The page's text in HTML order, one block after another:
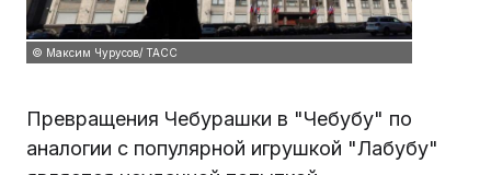
© Максим Чурусов/ ТАСС
Превращения Чебурашки в "Чебубу" по
аналогии с популярной игрушкой "Лабубу"